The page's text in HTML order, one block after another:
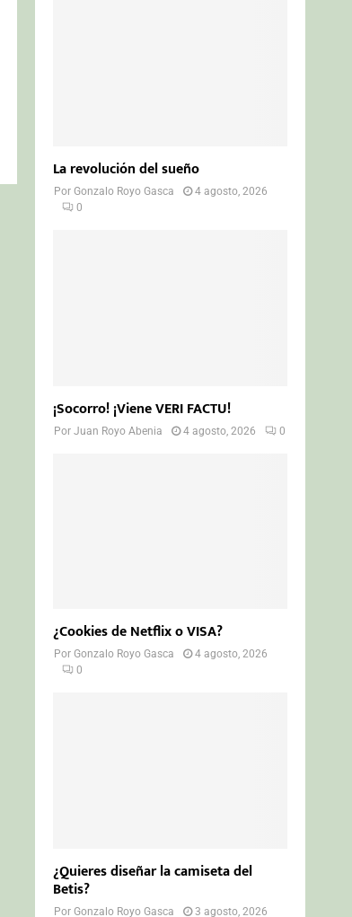
La revolución del sueño
PorGonzalo Royo Gasca
4 agosto, 2026
0
¡Socorro! ¡Viene VERI FACTU!
PorJuan Royo Abenia 4 agosto, 2026 0
¿Cookies de Netflix o VISA?
PorGonzalo Royo Gasca
4 agosto, 2026
0
¿Quieres diseñar la camiseta del
Betis?
PorGonzalo Royo Gasca 3 agosto, 2026